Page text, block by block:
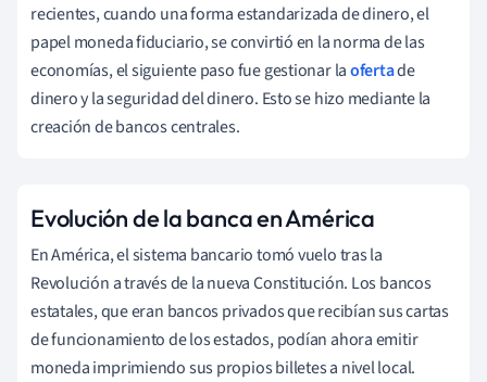
recientes, cuando una forma estandarizada de dinero, el
papel moneda fiduciario, se convirtió en la norma de las
economías, el siguiente paso fue gestionar laofertade
dinero y la seguridad del dinero. Esto se hizo mediante la
creación de bancos centrales.
Evolución de la banca en América
En América, el sistema bancario tomó vuelo tras la
Revolución a través de la nueva Constitución. Los bancos
estatales, que eran bancos privados que recibían sus cartas
de funcionamiento de los estados, podían ahora emitir
moneda imprimiendo sus propios billetes a nivel local.